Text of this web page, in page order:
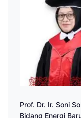
Prof. Dr. Ir. Soni
Bidang Energi